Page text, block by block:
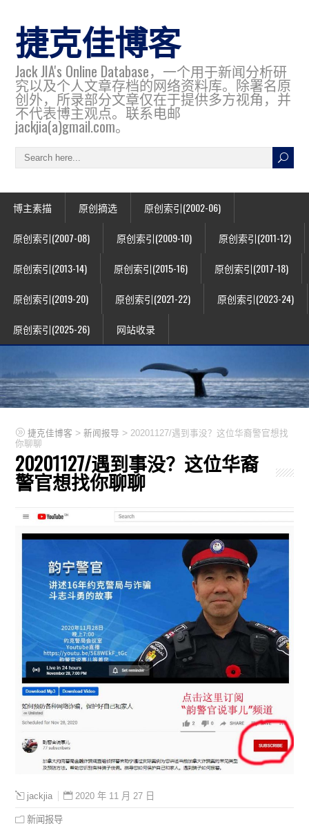
捷克佳博客
Jack JIA's Online Database，一个用于新闻分析研
究以及个人文章存档的网络资料库。除署名原
创外，所录部分文章仅在于提供多方视角，并
不代表博主观点。联系电邮
jackjia(a)gmail.com。
博主素描 原创摘选 原创索引(2002-06)
原创索引(2007-08) 原创索引(2009-10) 原创索引(2011-12)
原创索引(2013-14) 原创索引(2015-16) 原创索引(2017-18)
原创索引(2019-20) 原创索引(2021-22) 原创索引(2023-24)
原创索引(2025-26) 网站收录
捷克佳博客 >新闻报导 > 20201127/遇到事没？这位华裔警官想找
你聊聊
20201127/遇到事没？这位华裔
警官想找你聊聊
jackjia 2020 年 11 月 27 日
新闻报导